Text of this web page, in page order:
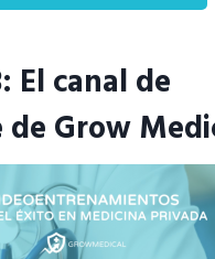
El canal de
de Grow